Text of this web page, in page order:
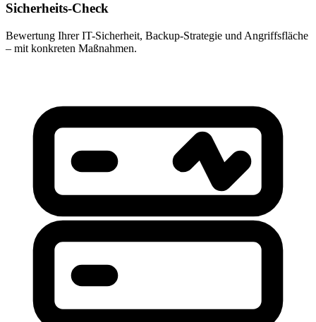
Sicherheits-Check
Bewertung Ihrer IT-Sicherheit, Backup-Strategie und Angriffsfläche
– mit konkreten Maßnahmen.